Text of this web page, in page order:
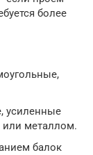
более
усиленные
металлом.
балок